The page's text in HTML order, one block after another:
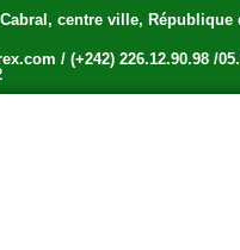
centre ville, République
/ (+242) 226.12.90.98 /